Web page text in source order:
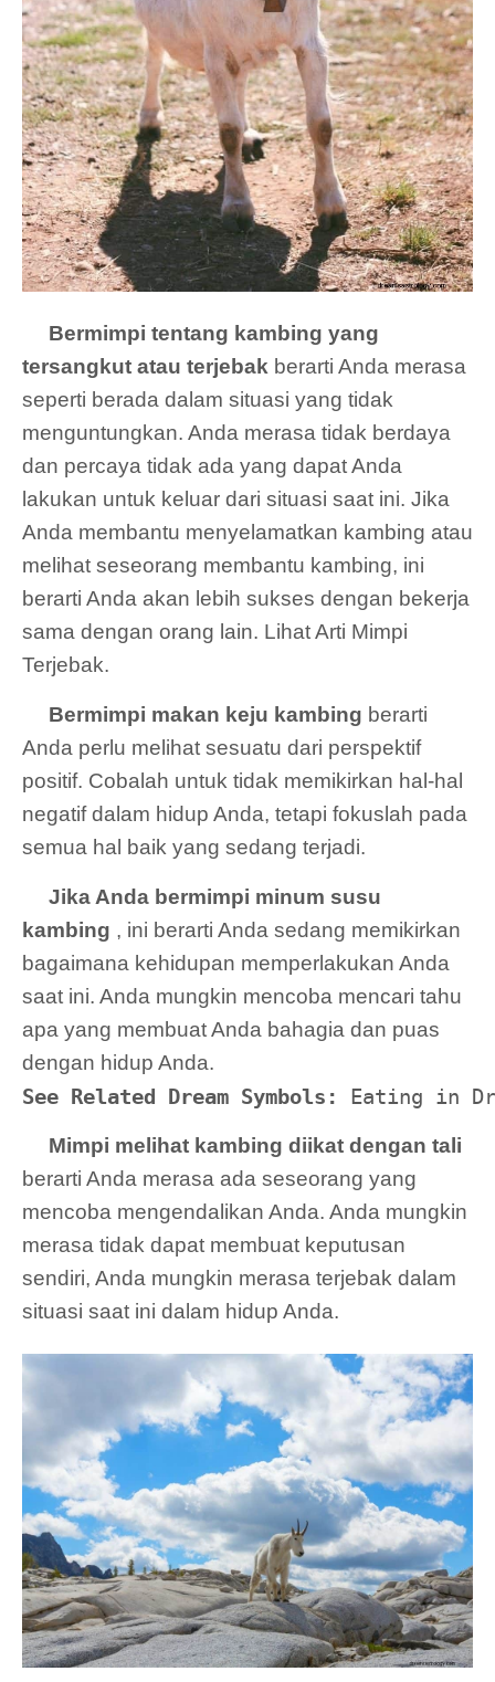
Bermimpi tentang kambing yang
tersangkut atau terjebak berarti Anda merasa
seperti berada dalam situasi yang tidak
menguntungkan. Anda merasa tidak berdaya
dan percaya tidak ada yang dapat Anda
lakukan untuk keluar dari situasi saat ini. Jika
Anda membantu menyelamatkan kambing atau
melihat seseorang membantu kambing, ini
berarti Anda akan lebih sukses dengan bekerja
sama dengan orang lain. Lihat Arti Mimpi
Terjebak.
Bermimpi makan keju kambing berarti
Anda perlu melihat sesuatu dari perspektif
positif. Cobalah untuk tidak memikirkan hal-hal
negatif dalam hidup Anda, tetapi fokuslah pada
semua hal baik yang sedang terjadi.
Jika Anda bermimpi minum susu
kambing , ini berarti Anda sedang memikirkan
bagaimana kehidupan memperlakukan Anda
saat ini. Anda mungkin mencoba mencari tahu
apa yang membuat Anda bahagia dan puas
dengan hidup Anda.
See Related Dream Symbols: Eating in
Mimpi melihat kambing diikat dengan tali
berarti Anda merasa ada seseorang yang
mencoba mengendalikan Anda. Anda mungkin
merasa tidak dapat membuat keputusan
sendiri, Anda mungkin merasa terjebak dalam
situasi saat ini dalam hidup Anda.